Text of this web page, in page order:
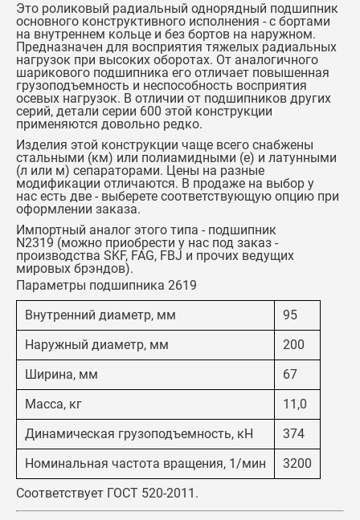
Это роликовый радиальный однорядный подшипник
основного конструктивного исполнения - с бортами
на внутреннем кольце и без бортов на наружном.
Предназначен для восприятия тяжелых радиальных
нагрузок при высоких оборотах. От аналогичного
шарикового подшипника его отличает повышенная
грузоподъемность и неспособность восприятия
осевых нагрузок. В отличии от подшипников других
серий, детали серии 600 этой конструкции
применяются довольно редко.
Изделия этой конструкции чаще всего снабжены
стальными (км) или полиамидными (е) и латунными
(л или м) сепараторами. Цены на разные
модификации отличаются. В продаже на выбор у
нас есть две - выберете соответствующую опцию при
оформлении заказа.
Импортный аналог этого типа - подшипник
N2319 (можно приобрести у нас под заказ -
производства SKF, FAG, FBJ и прочих ведущих
мировых брэндов).
Параметры подшипника 2619
Внутренний диаметр, мм
95
Наружный диаметр, мм
200
Ширина, мм
67
Масса, кг
11,0
Динамическая грузоподъемность, кН
374
Номинальная частота вращения, 1/мин
3200
Соответствует ГОСТ 520-2011.